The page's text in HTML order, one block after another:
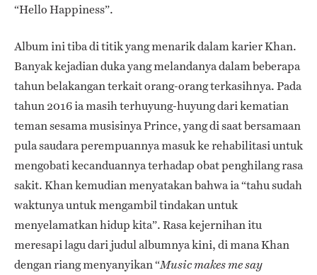
“Hello Happiness”.
Album ini tiba di titik yang menarik dalam karier Khan.
Banyak kejadian duka yang melandanya dalam beberapa
tahun belakangan terkait orang-orang terkasihnya. Pada
tahun 2016 ia masih terhuyung-huyung dari kematian
teman sesama musisinya Prince, yang di saat bersamaan
pula saudara perempuannya masuk ke rehabilitasi untuk
mengobati kecanduannya terhadap obat penghilang rasa
sakit. Khan kemudian menyatakan bahwa ia “tahu sudah
waktunya untuk mengambil tindakan untuk
menyelamatkan hidup kita”. Rasa kejernihan itu
meresapi lagu dari judul albumnya kini, di mana Khan
dengan riang menyanyikan “Music makes me say